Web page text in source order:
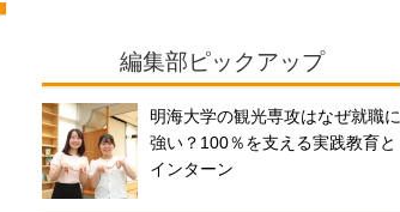
編集部ピックアップ
明海大学の観光専攻はなぜ就職に
強い？100％を支える実践教育と
インターン